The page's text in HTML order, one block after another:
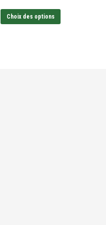
Choix des options